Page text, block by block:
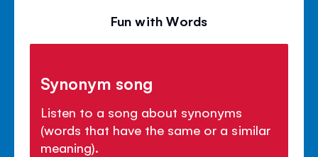
Fun with Words
Synonym song
Listen to a song about synonyms
(words that have the same or a similar
meaning).